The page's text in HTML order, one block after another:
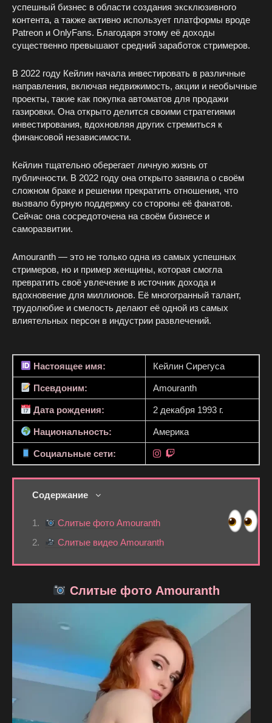
успешный бизнес в области создания эксклюзивного
контента, а также активно использует платформы вроде
Patreon и OnlyFans. Благодаря этому её доходы
существенно превышают средний заработок стримеров.
В 2022 году Кейлин начала инвестировать в различные
направления, включая недвижимость, акции и необычные
проекты, такие как покупка автоматов для продажи
газировки. Она открыто делится своими стратегиями
инвестирования, вдохновляя других стремиться к
финансовой независимости.
Кейлин тщательно оберегает личную жизнь от
публичности. В 2022 году она открыто заявила о своём
сложном браке и решении прекратить отношения, что
вызвало бурную поддержку со стороны её фанатов.
Сейчас она сосредоточена на своём бизнесе и
саморазвитии.
Amouranth — это не только одна из самых успешных
стримеров, но и пример женщины, которая смогла
превратить своё увлечение в источник дохода и
вдохновение для миллионов. Её многогранный талант,
трудолюбие и смелость делают её одной из самых
влиятельных персон в индустрии развлечений.
Настоящее имя: Кейлин Сирегуса
Псевдоним: Amouranth
Дата рождения: 2 декабря 1993 г.
Национальность: Америка
Социальные сети:
Содержание
Слитые фото Amouranth
Слитые видео Amouranth
Слитые фото Amouranth